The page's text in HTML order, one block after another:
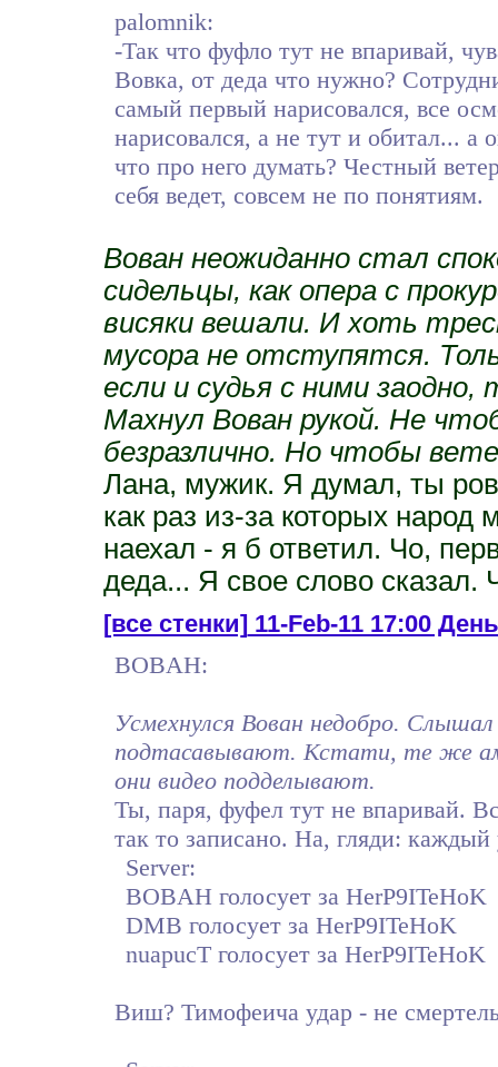
palomnik:
-Так что фуфло тут не впаривай,
Вовка, от деда что нужно?
самый первый нарисовался, все
нарисовался, а не тут и обитал...
что про него думать? Честный
себя ведет, совсем не по понятиям.
Вован неожиданно стал
сидельцы, как опера с
висяки вешали. И хоть
мусора не отступятся.
если и судья с ними
Махнул Вован рукой. Не
безразлично. Но чтобы
Лана, мужик. Я думал, ты
как раз из-за которых
наехал - я б ответил. Чо,
деда... Я свое слово сказал.
[все стенки]11-Feb-11 17:00
BOBAH:
Усмехнулся Вован недобро. Слышал
подтасавывают. Кстати, те же
они видео подделывают.
Ты, паря, фуфел тут не впаривай.
так то записано. На, гляди: каждый
Server:
BOBAH голосует за HerP9ITeHoK
DMB голосует за HerP9ITeHoK
nuapucT голосует за HerP9ITeHoK
Виш? Тимофеича удар - не